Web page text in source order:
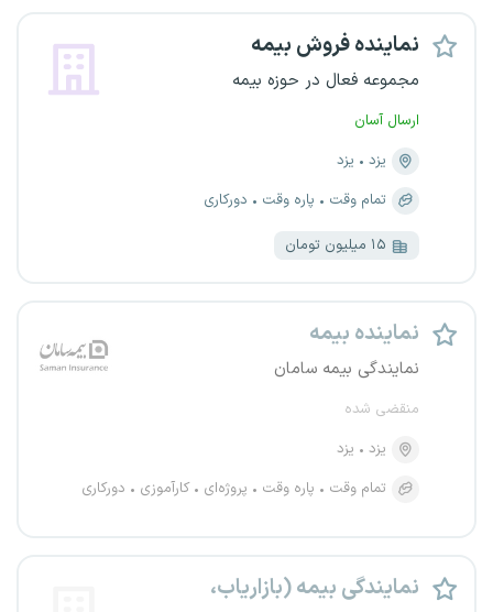
نماینده فروش بیمه
مجموعه فعال در حوزه بیمه
ارسال آسان
یزد
یزد
تمام وقت
پاره وقت دورکاری
۱۵ میلیون تومان
نماینده بیمه
نمایندگی بیمه سامان
منقضی شده
یزد
یزد
تمام وقت
پاره وقت پروژه‌ای کارآموزی دورکاری
نمایندگی بیمه (بازاریاب،